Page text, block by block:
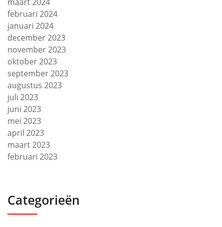
februari 2024
januari 2024
december 2023
november 2023
oktober 2023
september 2023
augustus 2023
juli 2023
juni 2023
mei 2023
april 2023
maart 2023
februari 2023
Categorieën